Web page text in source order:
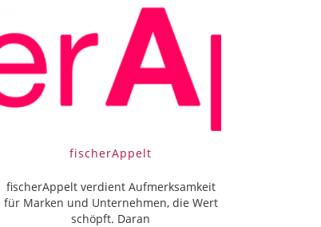
fischerAppelt
fischerAppelt verdient Aufmerksamkeit
für Marken und Unternehmen, die Wert
schöpft. Daran